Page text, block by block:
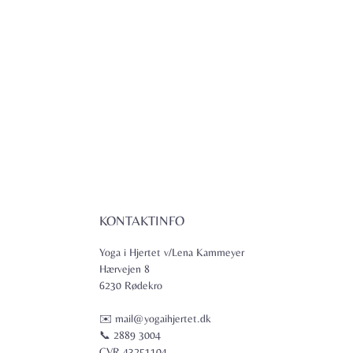
KONTAKTINFO
Yoga i Hjertet v/Lena Kammeyer
Hærvejen 8
6230 Rødekro
✉️ mail@yogaihjertet.dk
📞 2889 3004